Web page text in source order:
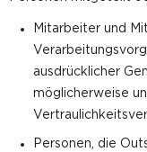
Mitarbeiter und
ausdrücklicher
möglicherweise
Personen, die